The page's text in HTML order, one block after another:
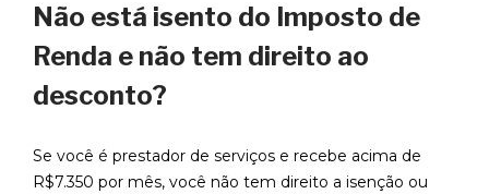
Não está isento do Imposto de
Renda e não tem direito ao
desconto?
Se você é prestador de serviços e recebe acima de
R$7.350 por mês, você não tem direito a isenção ou